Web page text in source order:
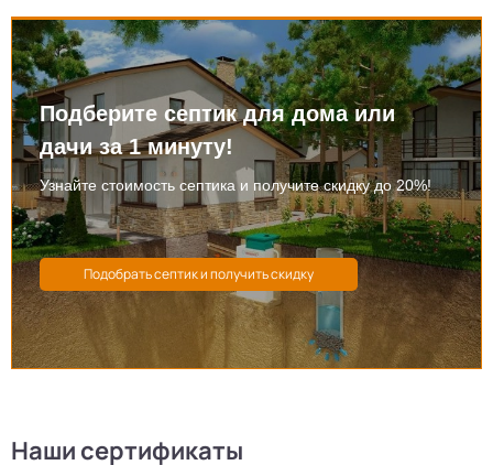
Подберите септик для дома или
дачи за 1 минуту!
Узнайте стоимость септика и получите скидку до 20%!
Наши сертификаты